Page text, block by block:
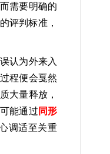
需要明确的
评判标准，
认为外来入
程便会戛然
大量释放，
能通过 同形
调适至关重